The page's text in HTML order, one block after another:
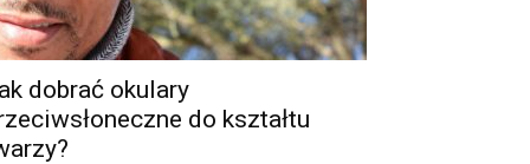
dobrać okulary
do kształtu